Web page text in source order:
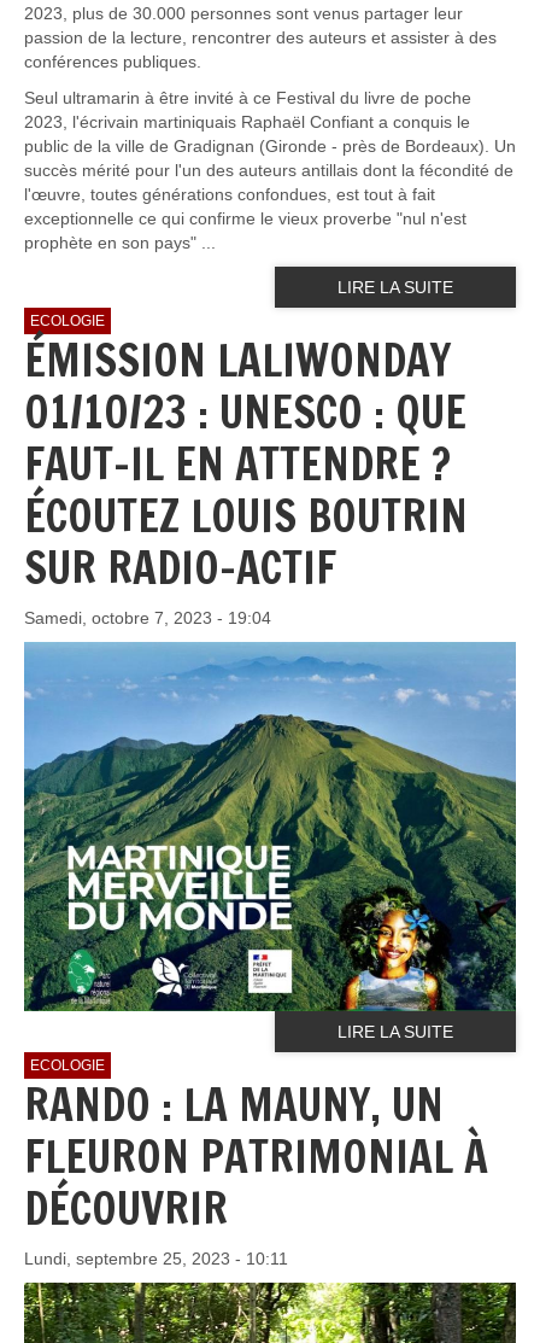
2023, plus de 30.000 personnes sont venus partager leur
passion de la lecture, rencontrer des auteurs et assister à des
conférences publiques.
Seul ultramarin à être invité à ce Festival du livre de poche
2023, l'écrivain martiniquais Raphaël Confiant a conquis le
public de la ville de Gradignan (Gironde - près de Bordeaux). Un
succès mérité pour l'un des auteurs antillais dont la fécondité de
l'œuvre, toutes générations confondues, est tout à fait
exceptionnelle ce qui confirme le vieux proverbe "nul n'est
prophète en son pays" ...
LIRE LA SUITE
ECOLOGIE
ÉMISSION LALIWONDAY
01/10/23 : UNESCO : QUE
FAUT-IL EN ATTENDRE ?
ÉCOUTEZ LOUIS BOUTRIN
SUR RADIO-ACTIF
Samedi, octobre 7, 2023 - 19:04
LIRE LA SUITE
ECOLOGIE
RANDO : LA MAUNY, UN
FLEURON PATRIMONIAL À
DÉCOUVRIR
Lundi, septembre 25, 2023 - 10:11